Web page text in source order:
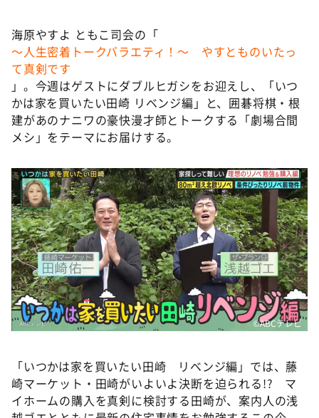
教えて！ニュースライブ 正義のミカタ
ＬＩＦＥ～夢のカタチ～
新婚さんいらっしゃい！
ポツンと一軒家
ザキ山小屋本館
アナ回覧板
海原やすよ ともこ司会の「
～人生密着トークバラエティ！～ やすとものいたっ
て真剣です
」。今週はゲストにダブルヒガシをお迎えし、「いつ
かは家を買いたい田崎 リベンジ編」と、囲碁将棋・根
建があのナニワの豪快漫才師とトークする「劇場合間
メシ」をテーマにお届けする。
©️ABCテレビ
「いつかは家を買いたい田崎 リベンジ編」では、藤
崎マーケット・田崎がいよいよ決断を迫られる!? マ
イホームの購入を真剣に検討する田崎が、案内人の浅